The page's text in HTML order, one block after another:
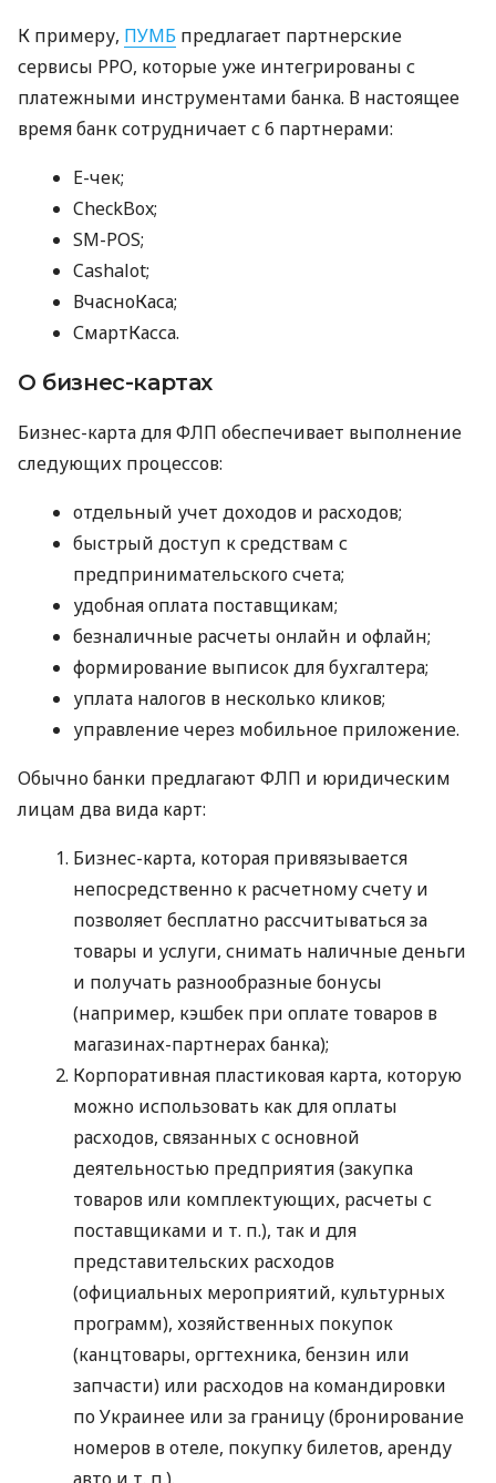
К примеру, ПУМБ предлагает партнерские
сервисы РРО, которые уже интегрированы с
платежными инструментами банка. В настоящее
время банк сотрудничает с 6 партнерами:
E-чек;
CheckBox;
SM-POS;
Cashalot;
ВчасноКаса;
СмартКасса.
О бизнес-картах
Бизнес-карта для ФЛП обеспечивает выполнение
следующих процессов:
отдельный учет доходов и расходов;
быстрый доступ к средствам с
предпринимательского счета;
удобная оплата поставщикам;
безналичные расчеты онлайн и офлайн;
формирование выписок для бухгалтера;
уплата налогов в несколько кликов;
управление через мобильное приложение.
Обычно банки предлагают ФЛП и юридическим
лицам два вида карт:
Бизнес-карта, которая привязывается
непосредственно к расчетному счету и
позволяет бесплатно рассчитываться за
товары и услуги, снимать наличные деньги
и получать разнообразные бонусы
(например, кэшбек при оплате товаров в
магазинах-партнерах банка);
Корпоративная пластиковая карта, которую
можно использовать как для оплаты
расходов, связанных с основной
деятельностью предприятия (закупка
товаров или комплектующих, расчеты с
поставщиками и т. п.), так и для
представительских расходов
(официальных мероприятий, культурных
программ), хозяйственных покупок
(канцтовары, оргтехника, бензин или
запчасти) или расходов на командировки
по Украинее или за границу (бронирование
номеров в отеле, покупку билетов, аренду